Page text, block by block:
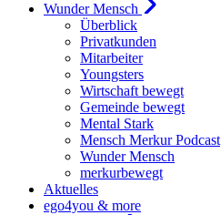
Wunder Mensch
Überblick
Privatkunden
Mitarbeiter
Youngsters
Wirtschaft bewegt
Gemeinde bewegt
Mental Stark
Mensch Merkur Podcast
Wunder Mensch
merkurbewegt
Aktuelles
ego4you & more